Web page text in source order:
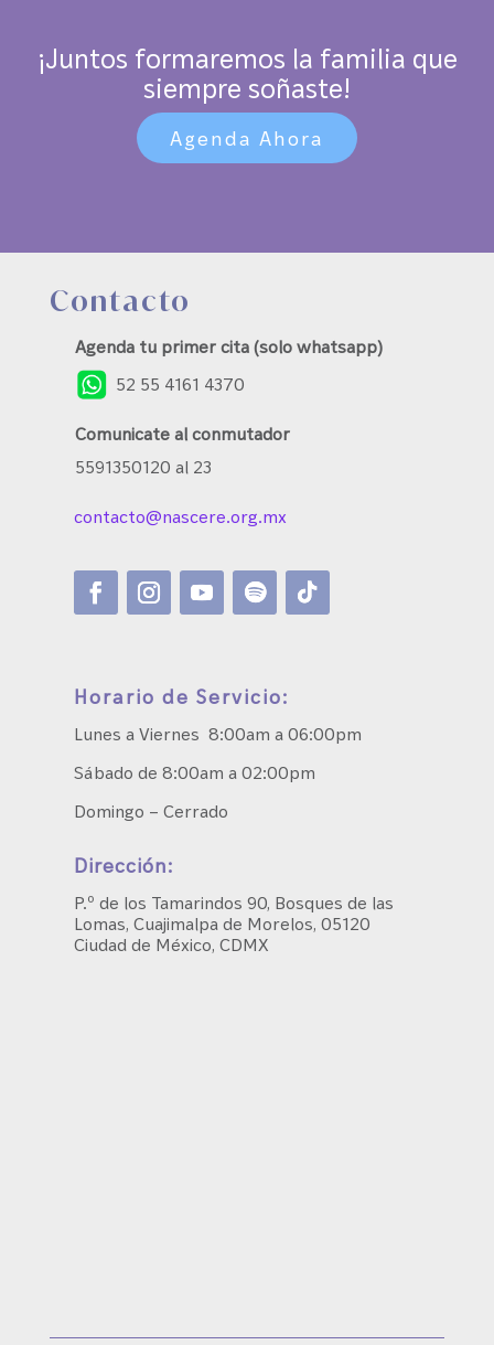
¡Juntos formaremos la familia que
siempre soñaste!
Agenda Ahora
Contacto
Agenda tu primer cita (solo whatsapp)
52 55 4161 4370
Comunicate al conmutador
5591350120 al 23
contacto@nascere.org.mx
Horario de Servicio:
Lunes a Viernes 8:00am a 06:00pm
Sábado de 8:00am a 02:00pm
Domingo – Cerrado
Dirección:
P.º de los Tamarindos 90, Bosques de las
Lomas, Cuajimalpa de Morelos, 05120
Ciudad de México, CDMX